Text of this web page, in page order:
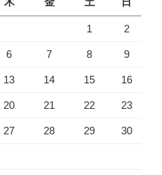
1 2
6 7 8 9
13 14 15 16
20 21 22 23
27 28 29 30